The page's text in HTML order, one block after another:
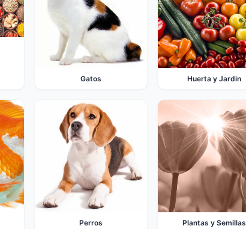
Gatos Huerta y Jardin
Perros Plantas y Semillas